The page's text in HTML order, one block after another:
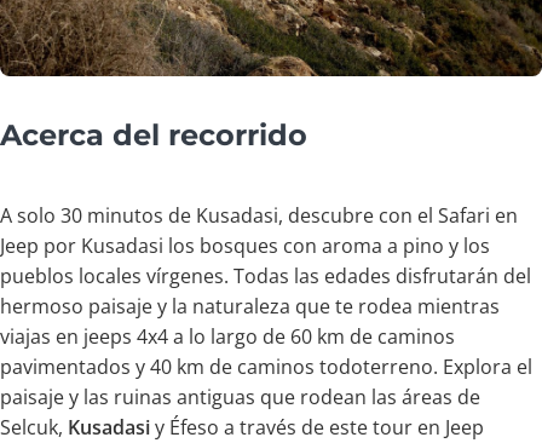
Acerca del recorrido
A solo 30 minutos de Kusadasi, descubre con el Safari en
Jeep por Kusadasi los bosques con aroma a pino y los
pueblos locales vírgenes. Todas las edades disfrutarán del
hermoso paisaje y la naturaleza que te rodea mientras
viajas en jeeps 4x4 a lo largo de 60 km de caminos
pavimentados y 40 km de caminos todoterreno. Explora el
paisaje y las ruinas antiguas que rodean las áreas de
Selcuk, Kusadasiy Éfeso a través de este tour en Jeep